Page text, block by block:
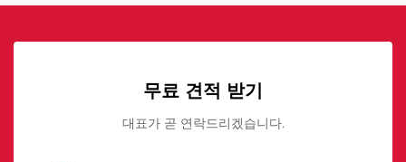
무료 견적 받기
대표가 곧 연락드리겠습니다.